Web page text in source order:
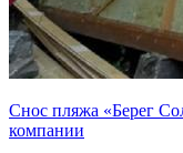
Снос пляжа «Берег
компании